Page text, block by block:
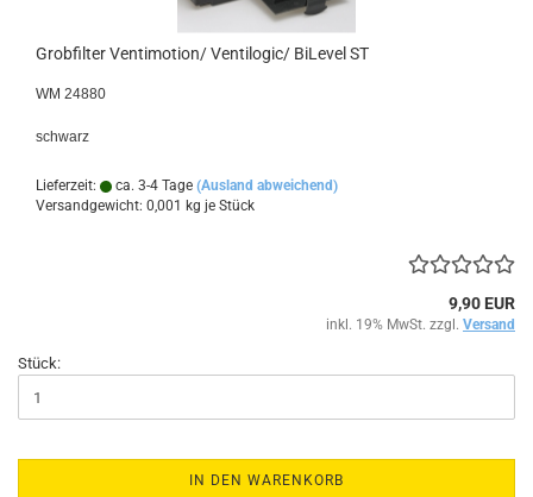
Grobfilter Ventimotion/ Ventilogic/ BiLevel ST
WM 24880
schwarz
Lieferzeit: ca. 3-4 Tage (Ausland abweichend)
Versandgewicht: 0,001 kg je Stück
9,90 EUR
inkl. 19% MwSt. zzgl. Versand
Stück:
IN DEN WARENKORB